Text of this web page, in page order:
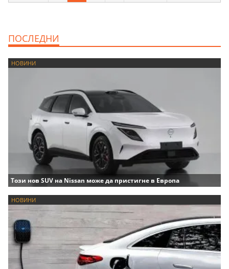
ПОСЛЕДНИ
НОВИНИ
Този нов SUV на Nissan може да пристигне в Европа
НОВИНИ